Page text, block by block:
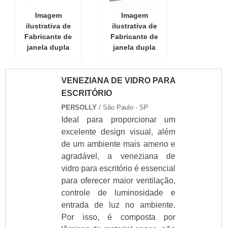
Vidro temperado
Vidro temperado 10mm
Vidro temperado 8mm
Vidro temperado preço
Vidro temperado preço m2
Vidros jateados
Vidros refletivos
Blindex para banheiro
Ver todos
Produtos
Janela dupla
Janela basculante
dupla
Preço janelas duplas
Janela dupla com
Imagem
ilustrativa de
Fabricante de
janela dupla
Imagem
ilustrativa de
Fabricante de
janela dupla
VENEZIANA DE VIDRO PARA
ESCRITÓRIO
PERSOLLY / São Paulo - SP
Ideal para proporcionar um
excelente design visual, além
de um ambiente mais ameno e
agradável, a veneziana de
vidro para escritório é essencial
para oferecer maior ventilação,
controle de luminosidade e
entrada de luz no ambiente.
Por isso, é composta por